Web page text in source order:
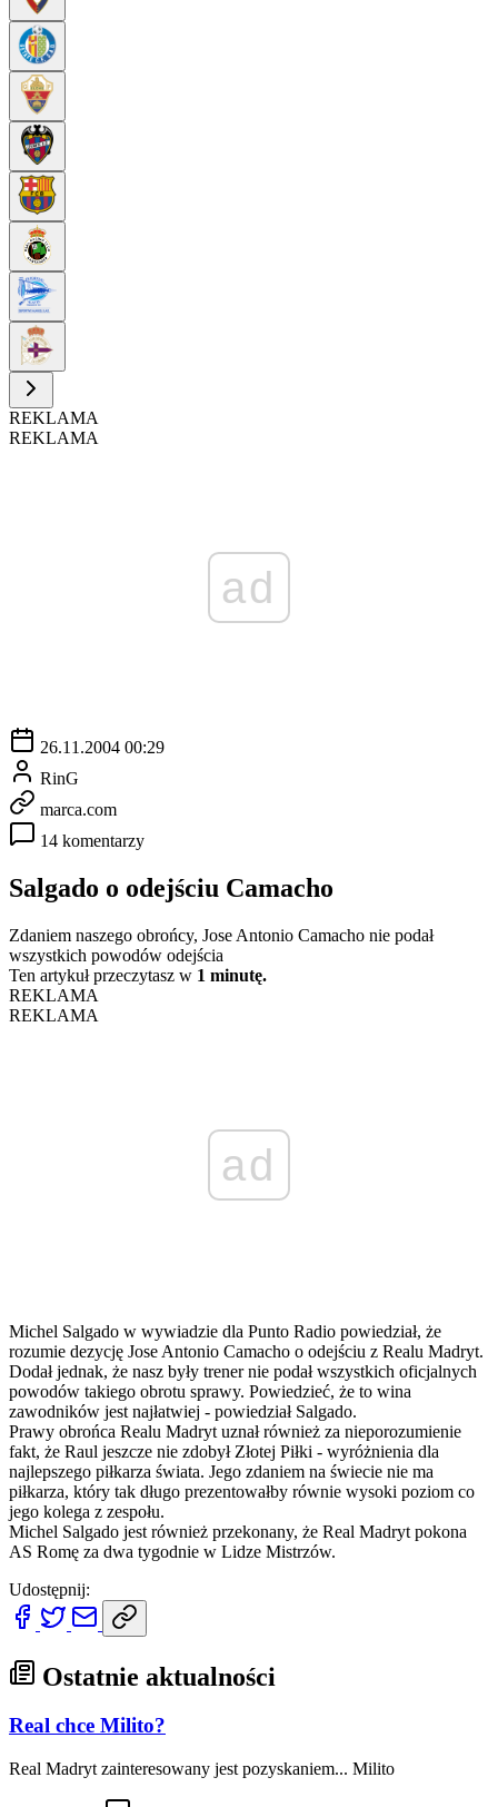
REKLAMA
REKLAMA
ad
26.11.2004 00:29
RinG
marca.com
14 komentarzy
Salgado o odejściu Camacho
Zdaniem naszego obrońcy, Jose Antonio Camacho nie podał
wszystkich powodów odejścia
Ten artykuł przeczytasz w 1 minutę.
REKLAMA
REKLAMA
ad
Michel Salgado w wywiadzie dla Punto Radio powiedział, że
rozumie dezycję Jose Antonio Camacho o odejściu z Realu Madryt.
Dodał jednak, że nasz były trener nie podał wszystkich oficjalnych
powodów takiego obrotu sprawy. Powiedzieć, że to wina
zawodników jest najłatwiej - powiedział Salgado.
Prawy obrońca Realu Madryt uznał również za nieporozumienie
fakt, że Raul jeszcze nie zdobył Złotej Piłki - wyróżnienia dla
najlepszego piłkarza świata. Jego zdaniem na świecie nie ma
piłkarza, który tak długo prezentowałby równie wysoki poziom co
jego kolega z zespołu.
Michel Salgado jest również przekonany, że Real Madryt pokona
AS Romę za dwa tygodnie w Lidze Mistrzów.
Udostępnij:
Ostatnie aktualności
Real chce Milito?
Real Madryt zainteresowany jest pozyskaniem... Milito